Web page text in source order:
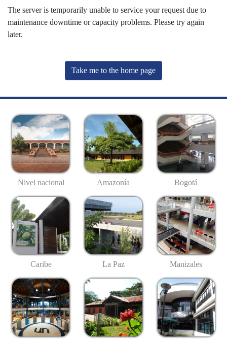
The server is temporarily unable to service your request due to
maintenance downtime or capacity problems. Please try again
later.
Take me to the home page
Nivel nacional Amazonía Bogotá
Caribe La Paz Manizales